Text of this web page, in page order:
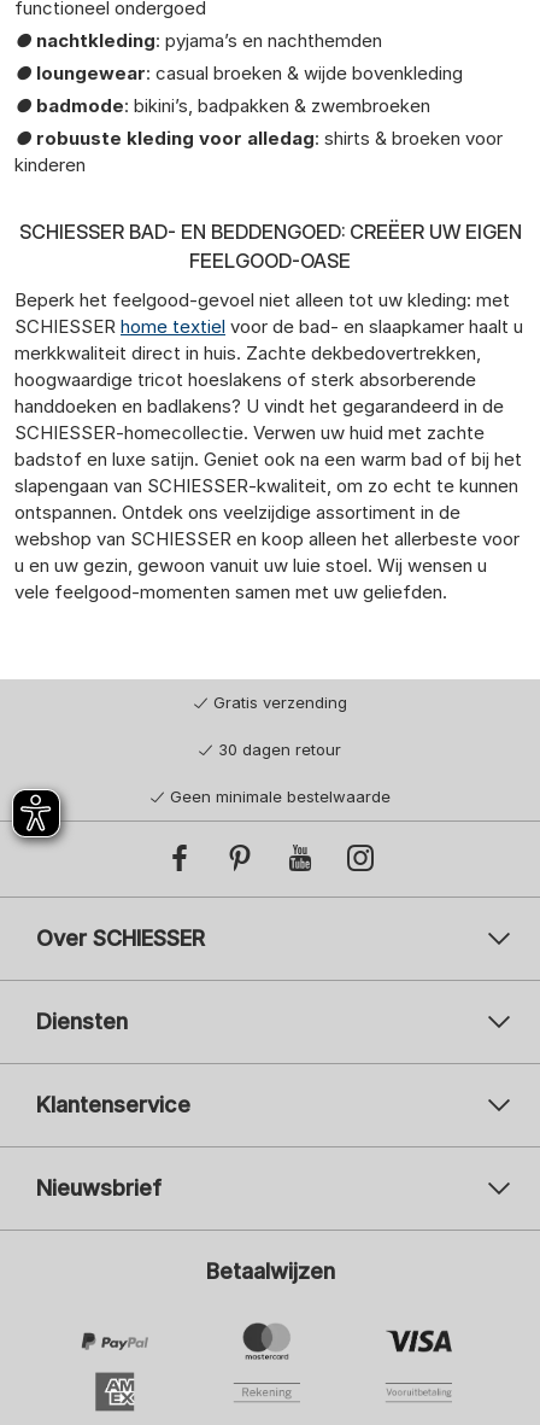
functioneel ondergoed
● nachtkleding: pyjama’s en nachthemden
● loungewear: casual broeken & wijde bovenkleding
● badmode: bikini’s, badpakken & zwembroeken
● robuuste kleding voor alledag: shirts & broeken voor
kinderen
SCHIESSER BAD- EN BEDDENGOED: CREËER UW EIGEN
FEELGOOD-OASE
Beperk het feelgood-gevoel niet alleen tot uw kleding: met
SCHIESSER home textiel voor de bad- en slaapkamer haalt u
merkkwaliteit direct in huis. Zachte dekbedovertrekken,
hoogwaardige tricot hoeslakens of sterk absorberende
handdoeken en badlakens? U vindt het gegarandeerd in de
SCHIESSER-homecollectie. Verwen uw huid met zachte
badstof en luxe satijn. Geniet ook na een warm bad of bij het
slapengaan van SCHIESSER-kwaliteit, om zo echt te kunnen
ontspannen. Ontdek ons veelzijdige assortiment in de
webshop van SCHIESSER en koop alleen het allerbeste voor
u en uw gezin, gewoon vanuit uw luie stoel. Wij wensen u
vele feelgood-momenten samen met uw geliefden.
Gratis verzending
30 dagen retour
Geen minimale bestelwaarde
Over SCHIESSER
Diensten
Klantenservice
Nieuwsbrief
Ik ben geïnteresseerd in:
Herenmode
ADIDAS
Betaalwijzen